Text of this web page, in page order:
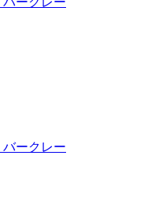
バークレー